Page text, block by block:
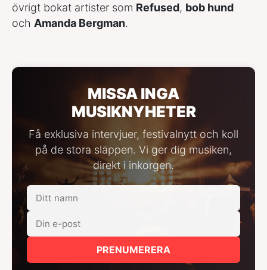
övrigt bokat artister som Refused, bob hund
och Amanda Bergman.
MISSA INGA
MUSIKNYHETER
Få exklusiva intervjuer, festivalnytt och koll
på de stora släppen. Vi ger dig musiken,
direkt i inkorgen.
PRENUMERERA